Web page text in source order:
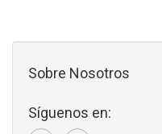
Sobre Nosotros
Síguenos en: